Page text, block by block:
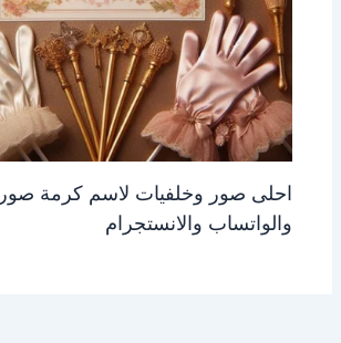
احلى صور وخلفيات لاسم كرمة
والواتساب والانستجرام